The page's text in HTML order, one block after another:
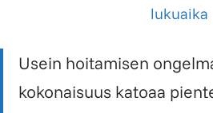
lukuaika
Usein hoitamisen
kokonaisuus katoaa